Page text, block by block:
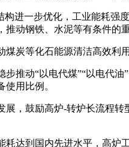
构进一步优化，工业能耗强
推动钢铁、水泥等有条件的
煤炭等化石能源清洁高效
步推动“以电代煤”“以电代
用比例。
展，鼓励高炉-转炉长流程
耗达到国内先进水平，高炉